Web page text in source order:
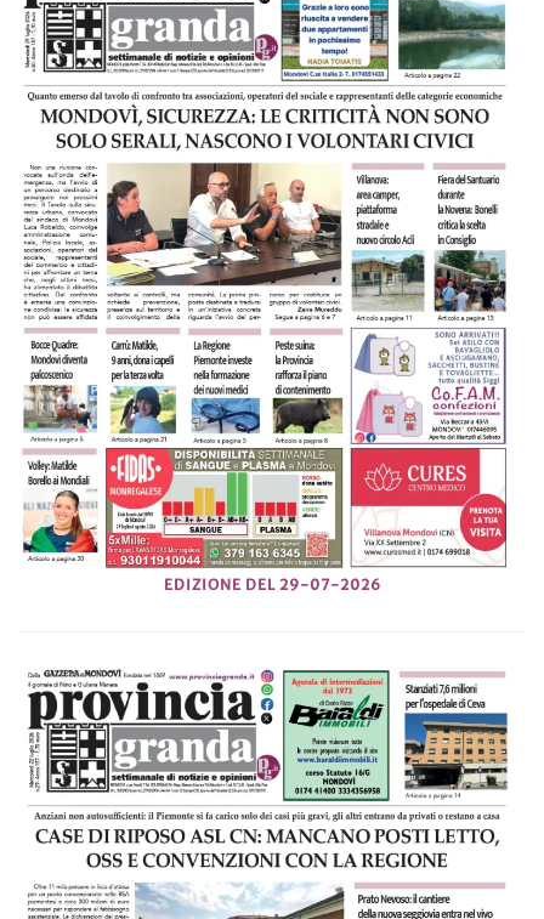
EDIZIONE DEL 29-07-2026